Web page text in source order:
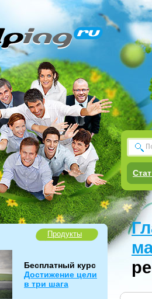
Продукты
Бесплатный курс
Достижение цели
в три шага